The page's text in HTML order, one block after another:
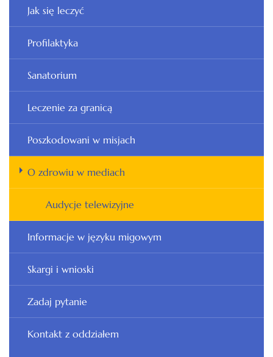
Jak się leczyć
Profilaktyka
Sanatorium
Leczenie za granicą
Poszkodowani w misjach
O zdrowiu w mediach
Audycje telewizyjne
Informacje w języku migowym
Skargi i wnioski
Zadaj pytanie
Kontakt z oddziałem